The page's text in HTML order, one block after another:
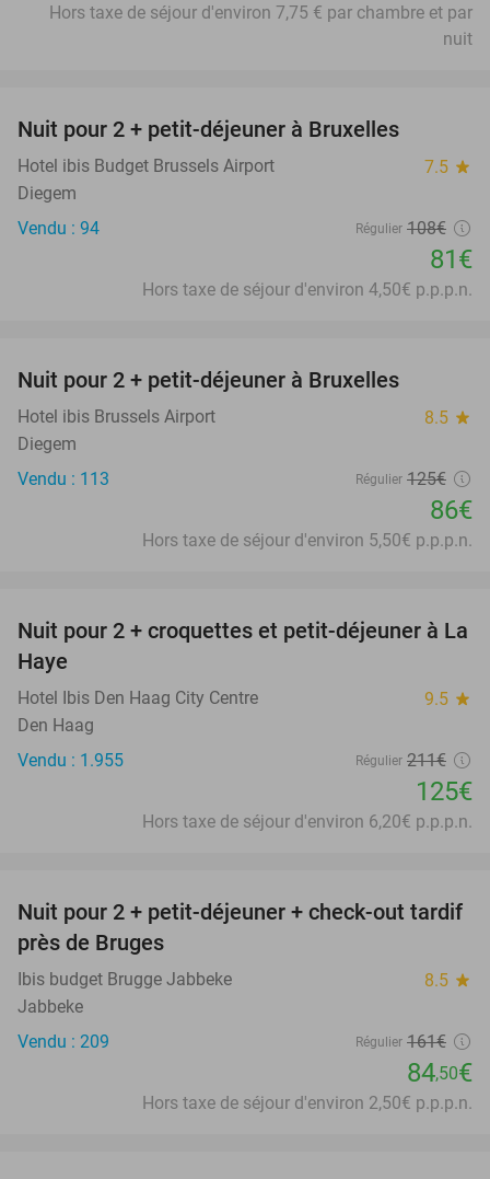
Hors taxe de séjour d'environ 7,75 € par chambre et par
nuit
Nuit pour 2 + petit-déjeuner à Bruxelles
Hotel ibis Budget Brussels Airport 7.5 star
Diegem
Vendu : 94
Régulier 108€
81€
Hors taxe de séjour d'environ 4,50€ p.p.p.n.
Nuit pour 2 + petit-déjeuner à Bruxelles
Hotel ibis Brussels Airport 8.5 star
Diegem
Vendu : 113
Régulier 125€
86€
Hors taxe de séjour d'environ 5,50€ p.p.p.n.
41%
Nuit pour 2 + croquettes et petit-déjeuner à La
Haye
Hotel Ibis Den Haag City Centre 9.5 star
Den Haag
Vendu : 1.955
Régulier 211€
125€
Hors taxe de séjour d'environ 6,20€ p.p.p.n.
48%
Nuit pour 2 + petit-déjeuner + check-out tardif
près de Bruges
Ibis budget Brugge Jabbeke 8.5 star
Jabbeke
Vendu : 209
Régulier 161€
84,50€
Hors taxe de séjour d'environ 2,50€ p.p.p.n.